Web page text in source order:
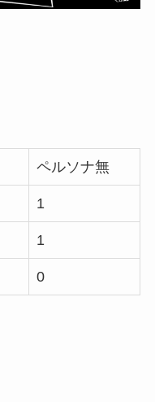
ペルソナ無
1
1
0